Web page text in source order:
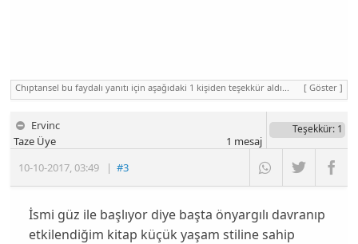
Chıptansel bu faydalı yanıtı için aşağıdaki 1 kişiden teşekkür aldı... [ Göster ]
Ervinc
10-10-2017,03:49 |#3
Taze Üye
Teşekkür: 1
1 mesaj
İsmi güz ile başlıyor diye başta önyargılı davranıp
etkilendiğim kitap küçük yaşam stiline sahip